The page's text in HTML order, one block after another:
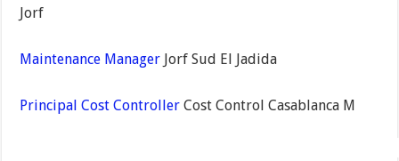
Jorf
Maintenance ManagerJorf Sud El Jadida
Principal Cost ControllerCost Control Casablanca M